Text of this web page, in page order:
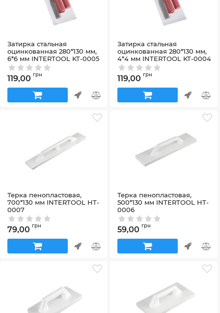
Затирка cтальная
оцинкованная 280*130 мм,
6*6 мм INTERTOOL KT-0005
Артикул:KT-0005
119,00 грн
Затирка cтальная
оцинкованная 280*130 мм,
4*4 мм INTERTOOL KT-0004
Артикул:KT-0004
119,00 грн
Терка пенопластовая,
700*130 мм INTERTOOL HT-
0007
Артикул:HT-0007
79,00 грн
Терка пенопластовая,
500*130 мм INTERTOOL HT-
0006
Артикул:HT-0006
59,00 грн